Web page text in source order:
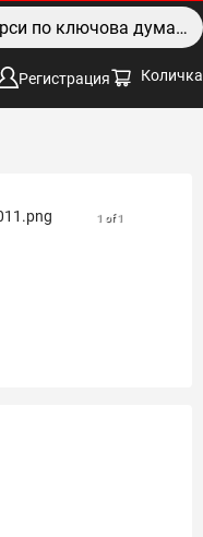
Регистрация Количка
1 of 1